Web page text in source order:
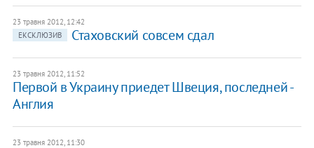
23 травня 2012, 12:42
ЕКСКЛЮЗИВ
Стаховский совсем сдал
23 травня 2012, 11:52
Первой в Украину приедет Швеция, последней -
Англия
23 травня 2012, 11:30